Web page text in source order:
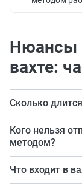
Нюансы
вахте:
Сколько
Обычно
этот период до
с профсоюзной
Кого нельзя
методом?
Есть
Что входит в